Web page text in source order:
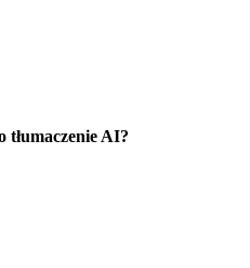
tłumaczenie AI?